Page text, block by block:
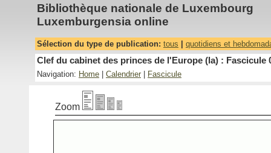
Bibliothèque nationale de Luxembourg
Luxemburgensia online
Sélection du type de publication: tous quotidiens et
Clef du cabinet des princes de l'Europe (la) : Fascicule
Navigation: Home Calendrier Fascicule
Zoom